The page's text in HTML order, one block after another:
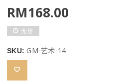
RM168.00
无货
SKU:GM-艺术-14